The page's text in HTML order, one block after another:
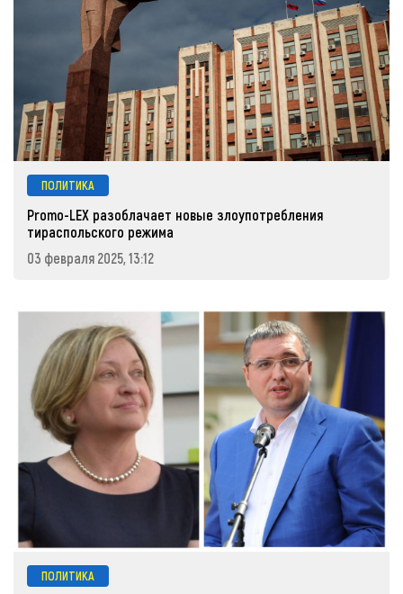
ПОЛИТИКА
Promo-LEX разоблачает новые злоупотребления
тираспольского режима
03 февраля 2025, 13:12
ПОЛИТИКА